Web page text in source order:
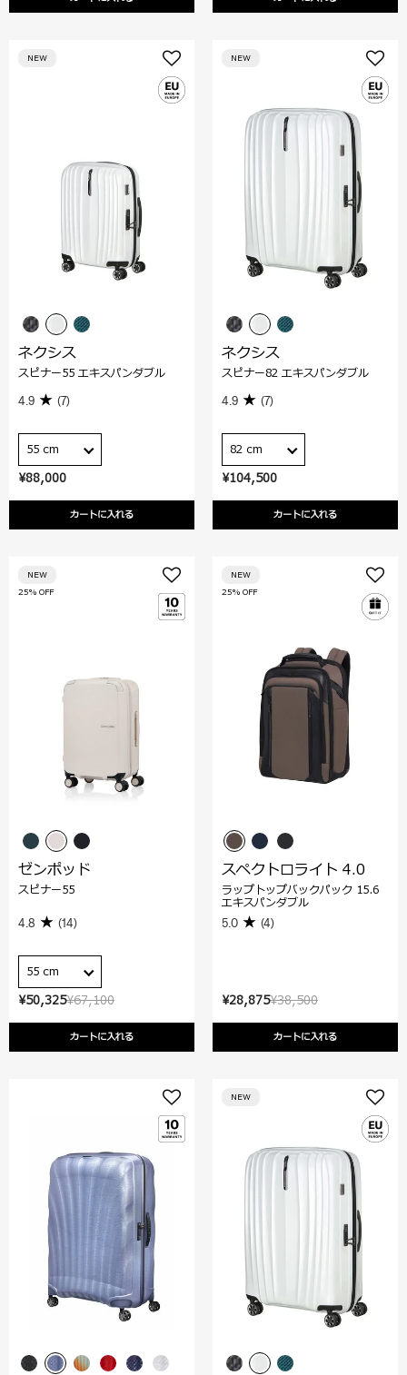
¥88,000
カートに入れる
NEW
ネクシス
スピナー55 エキスパンダブル
4.9 (7)
55 cm
¥104,500
カートに入れる
NEW
ネクシス
スピナー82 エキスパンダブル
4.9 (7)
82 cm
¥67,100
¥50,325
カートに入れる
25% OFF
NEW
ゼンポッド
スピナー55
4.8 (14)
55 cm
¥38,500
¥28,875
カートに入れる
25% OFF
NEW
スペクトロライト 4.0
ラップトップバックパック 15.6
エキスパンダブル
5.0 (4)
NEW